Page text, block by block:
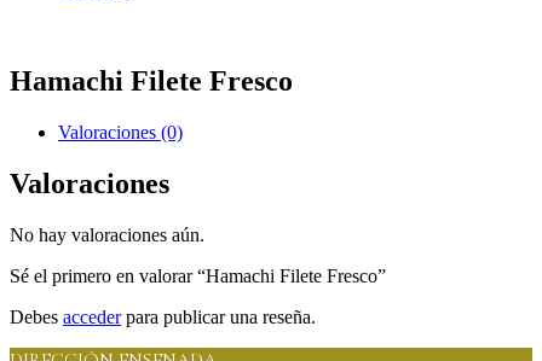
Hamachi Filete Fresco
Valoraciones (0)
Valoraciones
No hay valoraciones aún.
Sé el primero en valorar “Hamachi Filete Fresco”
Debes accederpara publicar una reseña.